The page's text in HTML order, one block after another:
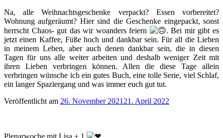
Na, alle Weihnachtsgeschenke verpackt? Essen vorbereitet?
Wohnung aufgeräumt? Hier sind die Geschenke eingepackt, sonst
herrscht Chaos- gut das wir woanders feiern
. Bei mir gibt es
jetzt einen Kaffee, Füße hoch und dankbar sein. Für all die Lieben
in meinem Leben, aber auch denen dankbar sein, die in diesen
Tagen für uns alle weiter arbeiten und deshalb weniger Zeit mit
ihren Lieben verbringen können. Allen die diese Tage allein
verbringen wünsche ich ein gutes Buch, eine tolle Serie, viel Schlaf,
ein langer Spaziergang und was immer euch gut tut.
Veröffentlicht am 26. November 2021 21. April 2022
Plenarwoche mit Lisa + 1